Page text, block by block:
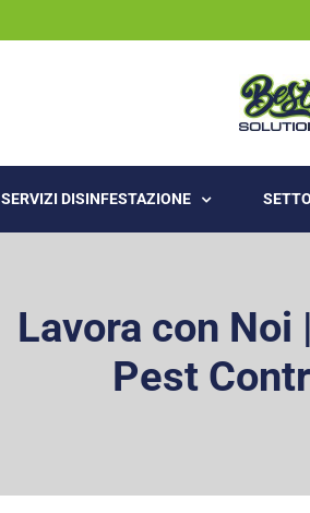
SERVIZI DISINFESTAZIONE
Lavora con
Pest